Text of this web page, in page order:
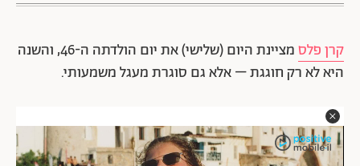
קרן פלס
מציינת היום (שלישי) את יום הולדתה ה-46, והשנה
היא לא רק חוגגת – אלא גם סוגרת מעגל משמעותי.